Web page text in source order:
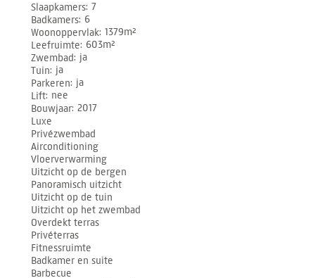
Slaapkamers 7
Badkamers 6
Woonoppervlak 1379m²
Leefruimte 603m²
Zwembad ja
Tuin ja
Parkeren ja
Lift nee
Bouwjaar 2017
Luxe
Privézwembad
Airconditioning
Vloerverwarming
Uitzicht op de bergen
Panoramisch uitzicht
Uitzicht op de tuin
Uitzicht op het zwembad
Overdekt terras
Privéterras
Fitnessruimte
Badkamer en suite
Barbecue